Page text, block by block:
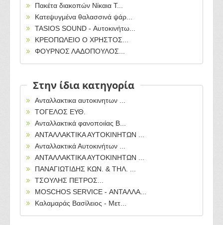
Πακέτα διακοπών Νίκαια T...
Κατεψυγμένα θαλασσινά ψάρ...
TASIOS SOUND - Αυτοκινήτω...
ΚΡΕΟΠΩΛΕΙΟ Ο ΧΡΗΣΤΟΣ...
ΦΟΥΡΝΟΣ ΛΑΔΟΠΟΥΛΟΣ...
Στην ίδια κατηγορία
Ανταλλακτικα αυτοκινητων ...
ΤΟΓΕΛΟΣ ΕΥΘ.
Ανταλλακτικά φανοποιίας B...
ΑΝΤΑΛΛΑΚΤΙΚΑ ΑΥΤΟΚΙΝΗΤΩΝ ...
Ανταλλακτικά Αυτοκινήτων ...
ΑΝΤΑΛΛΑΚΤΙΚΑ ΑΥΤΟΚΙΝΗΤΩΝ ...
ΠΑΝΑΓΙΩΤΙΔΗΣ ΚΩΝ. & ΤΗΛ. ...
ΤΣΟΥΛΗΣ ΠΕΤΡΟΣ...
MOSCHOS SERVICE - ΑΝΤΑΛΛΑ...
Καλαμαράς Βασίλειος - Μετ...